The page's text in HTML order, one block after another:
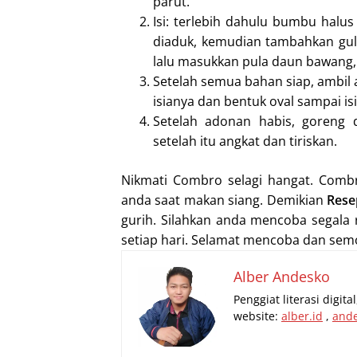
Isi: terlebih dahulu bumbu
diaduk, kemudian tambahkan
lalu masukkan pula daun
Setelah semua bahan siap,
isianya dan bentuk oval sampai
Setelah adonan habis, goreng
setelah itu angkat dan tiriskan.
Nikmati Combro selagi hangat.
anda saat makan siang. Demikian
gurih. Silahkan anda mencoba
setiap hari. Selamat mencoba dan
Alber Andesko
Penggiat literasi
website: alber.id ,